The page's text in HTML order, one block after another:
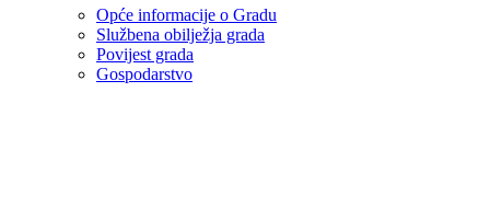
Opće informacije o Gradu
Službena obilježja grada
Povijest grada
Gospodarstvo